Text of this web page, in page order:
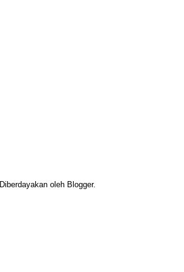
Diberdayakan oleh Blogger.